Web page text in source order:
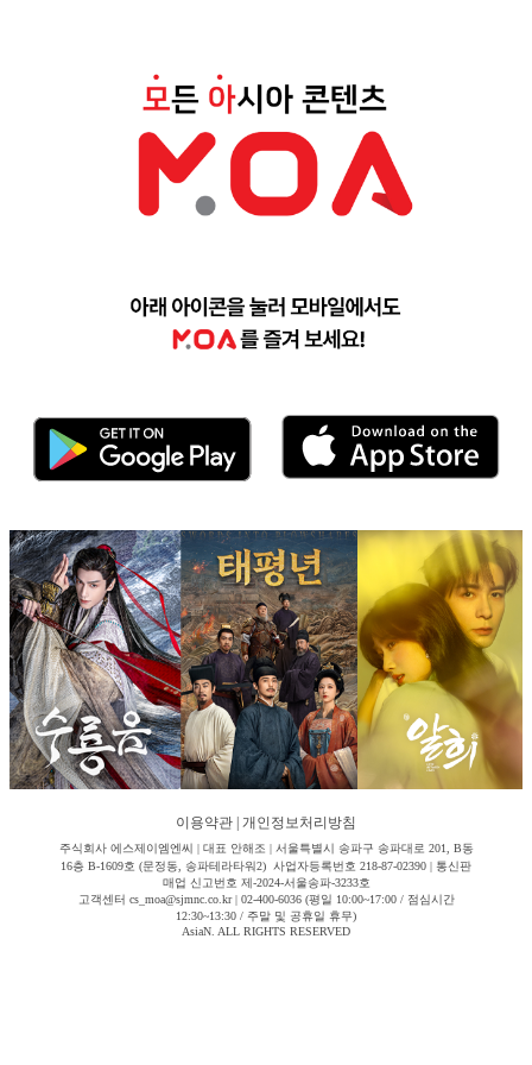
이용약관 개인정보처리방침
주식회사 에스제이엠엔씨 | 대표 안해조 | 서울특별시 송파구 송파대로 201, B동
16층 B-1609호 (문정동, 송파테라타워2) 사업자등록번호 218-87-02390 | 통신판
매업 신고번호 제-2024-서울송파-3233호
고객센터 cs_moa@sjmnc.co.kr | 02-400-6036 (평일 10:00~17:00 / 점심시간
12:30~13:30 / 주말 및 공휴일 휴무)
AsiaN. ALL RIGHTS RESERVED